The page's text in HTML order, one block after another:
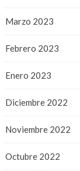
Marzo 2023
Febrero 2023
Enero 2023
Diciembre 2022
Noviembre 2022
Octubre 2022